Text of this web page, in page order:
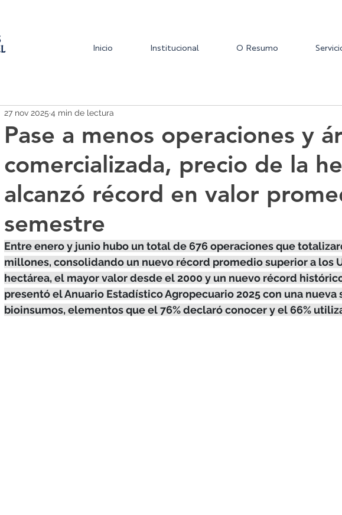
Inicio Institucional O Resumo
Pase a menos operaciones y
comercializada, precio de la
alcanzó récord en valor
semestre
27 nov 2025 4 min de lectura
Entre enero y junio hubo un total de 676 operaciones que
millones, consolidando un nuevo récord promedio superior a los
hectárea, el mayor valor desde el 2000 y un nuevo récord
presentó el Anuario Estadístico Agropecuario 2025 con una nueva
bioinsumos, elementos que el 76% declaró conocer y el 66%